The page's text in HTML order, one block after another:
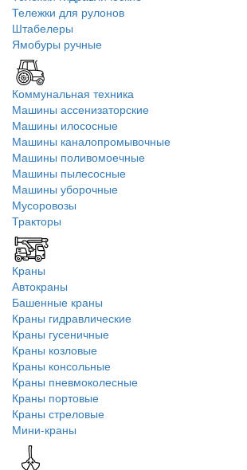
Тележки для рулонов
Штабелеры
Ямобуры ручные
Коммунальная техника
Машины ассенизаторские
Машины илососные
Машины каналопромывочные
Машины поливомоечные
Машины пылесосные
Машины уборочные
Мусоровозы
Тракторы
Краны
Автокраны
Башенные краны
Краны гидравлические
Краны гусеничные
Краны козловые
Краны консольные
Краны пневмоколесные
Краны портовые
Краны стреловые
Мини-краны